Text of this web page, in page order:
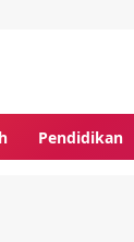
Pendidikan